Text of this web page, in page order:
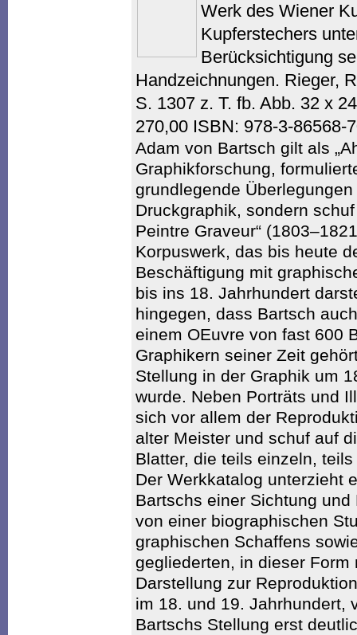
Werk des Wiener
Kupferstechers
Berücksichtigung
Handzeichnungen. Rieger,
S. 1307 z. T. fb. Abb. 32 x
270,00 ISBN: 978-3-86568-
Adam von Bartsch gilt als
Graphikforschung,
grundlegende
Druckgraphik, sondern
Peintre Graveur“
Korpuswerk, das bis heute
Beschäftigung mit
bis ins 18. Jahrhundert
hingegen, dass Bartsch
einem OEuvre von fast 600
Graphikern seiner Zeit
Stellung in der Graphik um
wurde. Neben Porträts und
sich vor allem der
alter Meister und schuf auf
Blatter, die teils einzeln,
Der Werkkatalog unterzieht
Bartschs einer Sichtung
von einer biographischen
graphischen Schaffens
gegliederten, in dieser
Darstellung zur
im 18. und 19. Jahrhundert,
Bartschs Stellung erst